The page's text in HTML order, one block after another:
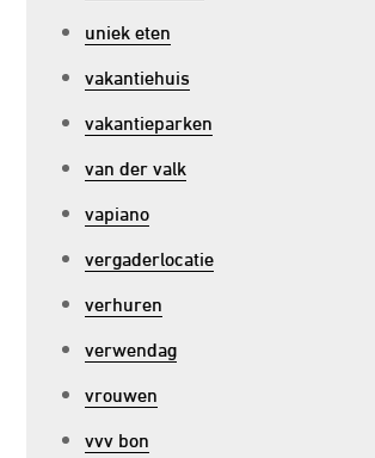
uniek eten
vakantiehuis
vakantieparken
van der valk
vapiano
vergaderlocatie
verhuren
verwendag
vrouwen
vvv bon